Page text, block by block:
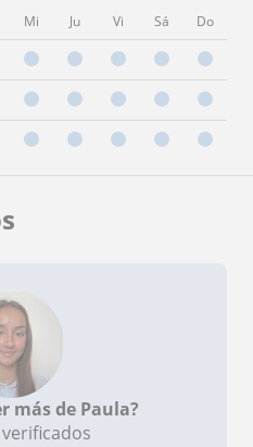
Mi Ju Vi Sá Do
más de Paula?